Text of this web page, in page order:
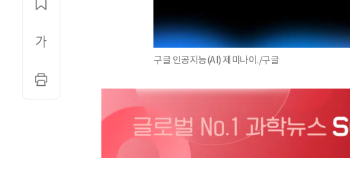
구글 인공지능(AI) 제미나이./구글